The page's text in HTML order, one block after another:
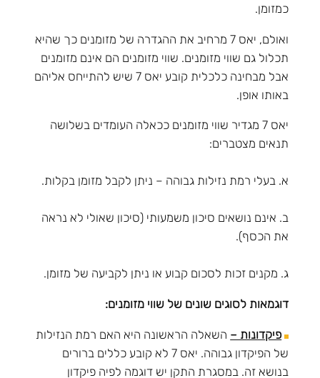
כמזומן.
ואולם, יאס 7 מרחיב את ההגדרה של מזומנים כך שהיא
תכלול גם שווי מזומנים. שווי מזומנים הם אינם מזומנים
אבל מבחינה כלכלית קובע יאס 7 שיש להתייחס אליהם
באותו אופן.
יאס 7 מגדיר שווי מזומנים ככאלה העומדים בשלושה
תנאים מצטברים:
א. בעלי רמת נזילות גבוהה – ניתן לקבל מזומן בקלות.
ב. אינם נושאים סיכון משמעותי (סיכון שאולי לא נראה
את הכסף).
ג. מקנים זכות לסכום קבוע או ניתן לקביעה של מזומן.
דוגמאות לסוגים שונים של שווי מזומנים:
פיקדונות – השאלה הראשונה היא האם רמת הנזילות
של הפיקדון גבוהה. יאס 7 לא קובע כללים ברורים
בנושא זה. במסגרת התקן יש דוגמה לפיה פיקדון